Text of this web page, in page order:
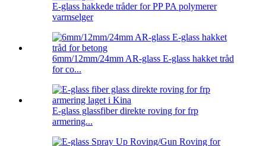
E-glass hakkede tråder for PP PA polymerer
varmselger
6mm/12mm/24mm AR-glass E-glass hakket tråd
for co...
E-glass glassfiber direkte roving for frp
armering...